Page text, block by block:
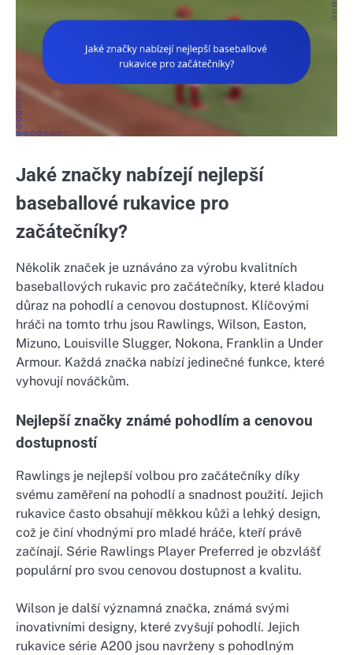
Jaké značky nabízejí nejlepší
baseballové rukavice pro
začátečníky?
Několik značek je uznáváno za výrobu kvalitních
baseballových rukavic pro začátečníky, které kladou
důraz na pohodlí a cenovou dostupnost. Klíčovými
hráči na tomto trhu jsou Rawlings, Wilson, Easton,
Mizuno, Louisville Slugger, Nokona, Franklin a Under
Armour. Každá značka nabízí jedinečné funkce, které
vyhovují nováčkům.
Nejlepší značky známé pohodlím a cenovou
dostupností
Rawlings je nejlepší volbou pro začátečníky díky
svému zaměření na pohodlí a snadnost použití. Jejich
rukavice často obsahují měkkou kůži a lehký design,
což je činí vhodnými pro mladé hráče, kteří právě
začínají. Série Rawlings Player Preferred je obzvlášť
populární pro svou cenovou dostupnost a kvalitu.
Wilson je další významná značka, známá svými
inovativními designy, které zvyšují pohodlí. Jejich
rukavice série A200 jsou navrženy s pohodlným